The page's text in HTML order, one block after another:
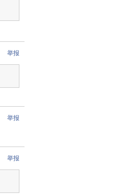
举报
举报
举报